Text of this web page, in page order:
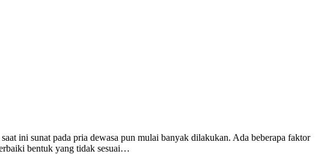
ini sunat pada pria dewasa pun mulai banyak dilakukan. Ada beberapa faktor
bentuk yang tidak sesuai…